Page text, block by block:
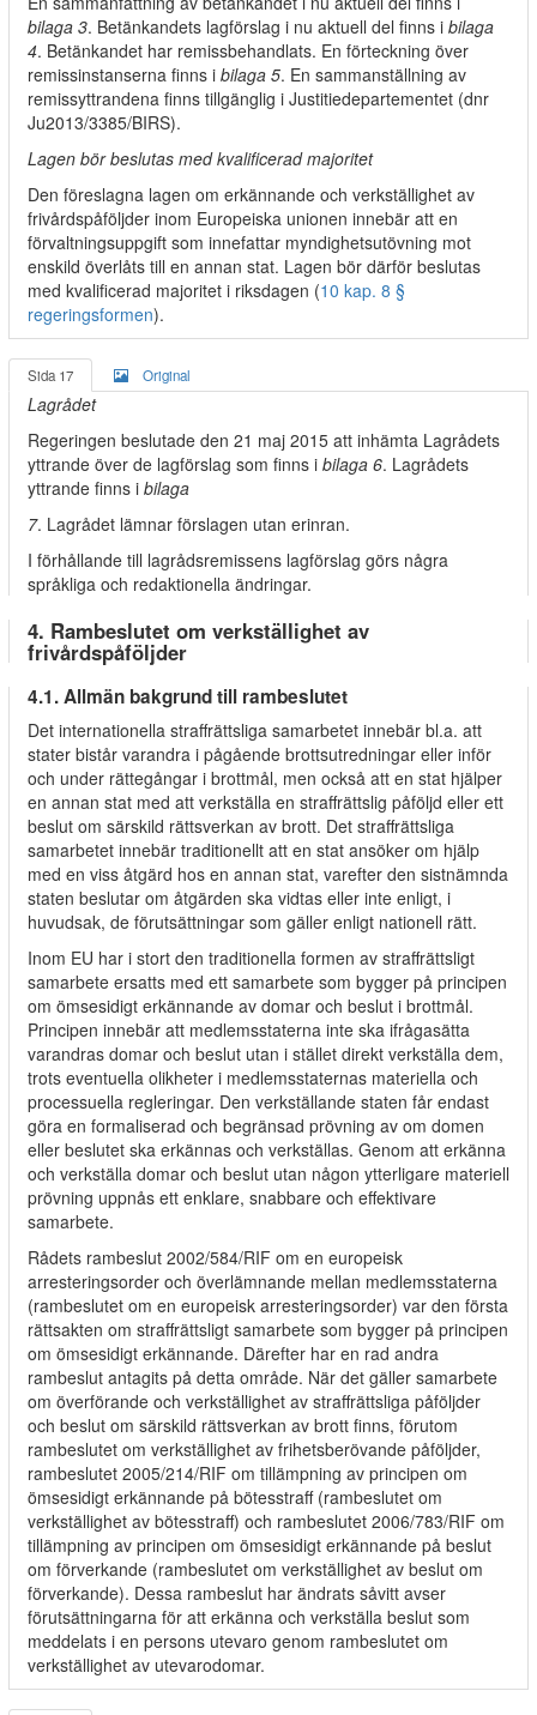
bilaga 3. Betänkandets lagförslag i nu aktuell del finns i bilaga
4. Betänkandet har remissbehandlats. En förteckning över
remissinstanserna finns i bilaga 5. En sammanställning av
remissyttrandena finns tillgänglig i Justitiedepartementet (dnr
Ju2013/3385/BIRS).
Lagen bör beslutas med kvalificerad majoritet
Den föreslagna lagen om erkännande och verkställighet av
frivårdspåföljder inom Europeiska unionen innebär att en
förvaltningsuppgift som innefattar myndighetsutövning mot
enskild överlåts till en annan stat. Lagen bör därför beslutas
med kvalificerad majoritet i riksdagen (10 kap. 8 §
regeringsformen).
Sida 17 Original
Lagrådet
Regeringen beslutade den 21 maj 2015 att inhämta Lagrådets
yttrande över de lagförslag som finns i bilaga 6. Lagrådets
yttrande finns i bilaga
7. Lagrådet lämnar förslagen utan erinran.
I förhållande till lagrådsremissens lagförslag görs några
språkliga och redaktionella ändringar.
4. Rambeslutet om verkställighet av
frivårdspåföljder
4.1. Allmän bakgrund till rambeslutet
Det internationella straffrättsliga samarbetet innebär bl.a. att
stater bistår varandra i pågående brottsutredningar eller inför
och under rättegångar i brottmål, men också att en stat hjälper
en annan stat med att verkställa en straffrättslig påföljd eller ett
beslut om särskild rättsverkan av brott. Det straffrättsliga
samarbetet innebär traditionellt att en stat ansöker om hjälp
med en viss åtgärd hos en annan stat, varefter den sistnämnda
staten beslutar om åtgärden ska vidtas eller inte enligt, i
huvudsak, de förutsättningar som gäller enligt nationell rätt.
Inom EU har i stort den traditionella formen av straffrättsligt
samarbete ersatts med ett samarbete som bygger på principen
om ömsesidigt erkännande av domar och beslut i brottmål.
Principen innebär att medlemsstaterna inte ska ifrågasätta
varandras domar och beslut utan i stället direkt verkställa dem,
trots eventuella olikheter i medlemsstaternas materiella och
processuella regleringar. Den verkställande staten får endast
göra en formaliserad och begränsad prövning av om domen
eller beslutet ska erkännas och verkställas. Genom att erkänna
och verkställa domar och beslut utan någon ytterligare materiell
prövning uppnås ett enklare, snabbare och effektivare
samarbete.
Rådets rambeslut 2002/584/RIF om en europeisk
arresteringsorder och överlämnande mellan medlemsstaterna
(rambeslutet om en europeisk arresteringsorder) var den första
rättsakten om straffrättsligt samarbete som bygger på principen
om ömsesidigt erkännande. Därefter har en rad andra
rambeslut antagits på detta område. När det gäller samarbete
om överförande och verkställighet av straffrättsliga påföljder
och beslut om särskild rättsverkan av brott finns, förutom
rambeslutet om verkställighet av frihetsberövande påföljder,
rambeslutet 2005/214/RIF om tillämpning av principen om
ömsesidigt erkännande på bötesstraff (rambeslutet om
verkställighet av bötesstraff) och rambeslutet 2006/783/RIF om
tillämpning av principen om ömsesidigt erkännande på beslut
om förverkande (rambeslutet om verkställighet av beslut om
förverkande). Dessa rambeslut har ändrats såvitt avser
förutsättningarna för att erkänna och verkställa beslut som
meddelats i en persons utevaro genom rambeslutet om
verkställighet av utevarodomar.